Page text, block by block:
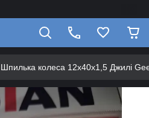
Шпилька колеса 12х40х1,5 Джилі